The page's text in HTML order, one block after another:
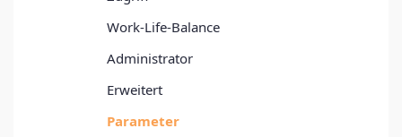
Work-Life-Balance
Administrator
Erweitert
Parameter